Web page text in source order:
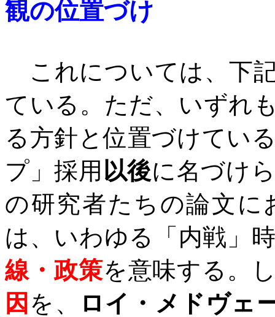
観の位置づけ
これについては、下
ている。ただ、いずれ
る方針と位置づけてい
プ」採用 以後に名づけ
の研究者たちの論文に
は、いわゆる「内戦」
線・政策を意味する。
因 を、
ロイ・メドヴェ